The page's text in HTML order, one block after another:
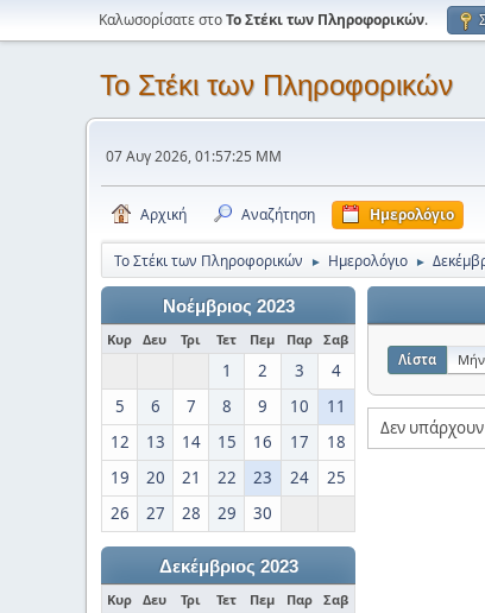
Καλωσορίσατε στοΤο Στέκι των Πληροφορικών.
Το Στέκι των Πληροφορικών
07 Αυγ 2026, 01:57:25 ΜΜ
Αρχική Αναζήτηση Ημερολόγιο
Το Στέκι των Πληροφορικών ► Ημερολόγιο ►
Νοέμβριος 2023
Κυρ Δευ Τρι Τετ Πεμ Παρ Σαβ
1 2 3
4
5
6 7 8 9 10
11
12
13 14 15 16 17
18
19
20 21 22 23 24
25
26
27 28 29 30
Δεκέμβριος 2023
Κυρ Δευ Τρι Τετ Πεμ Παρ Σαβ
Λίστα
Δεν